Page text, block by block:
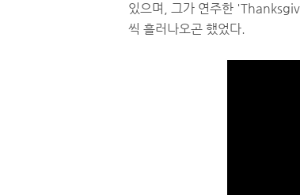
있으며, 그가 연주한
씩 흘러나오곤 했었다.